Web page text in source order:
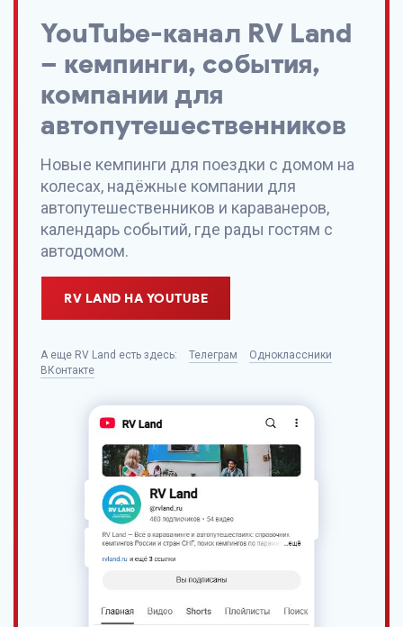
YouTube-канал RV Land
– кемпинги, события,
компании для
автопутешественников
Новые кемпинги для поездки с домом на
колесах, надёжные компании для
автопутешественников и караванеров,
календарь событий, где рады гостям с
автодомом.
RV LAND НА YOUTUBE
А еще RV Land есть здесь: Телеграм
Одноклассники
ВКонтакте